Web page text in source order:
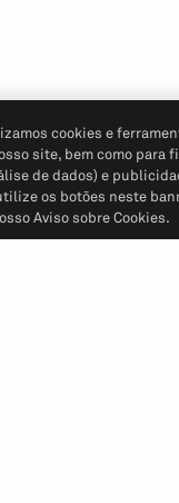
cookies e
site, bem como
de dados) e
os botões neste
Aviso sobre Cookies.